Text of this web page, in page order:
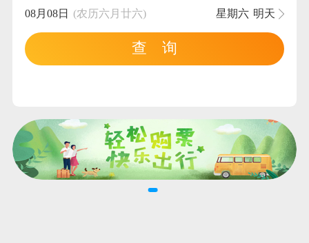
08月08日 (农历六月廿六) 星期六 明天
查 询